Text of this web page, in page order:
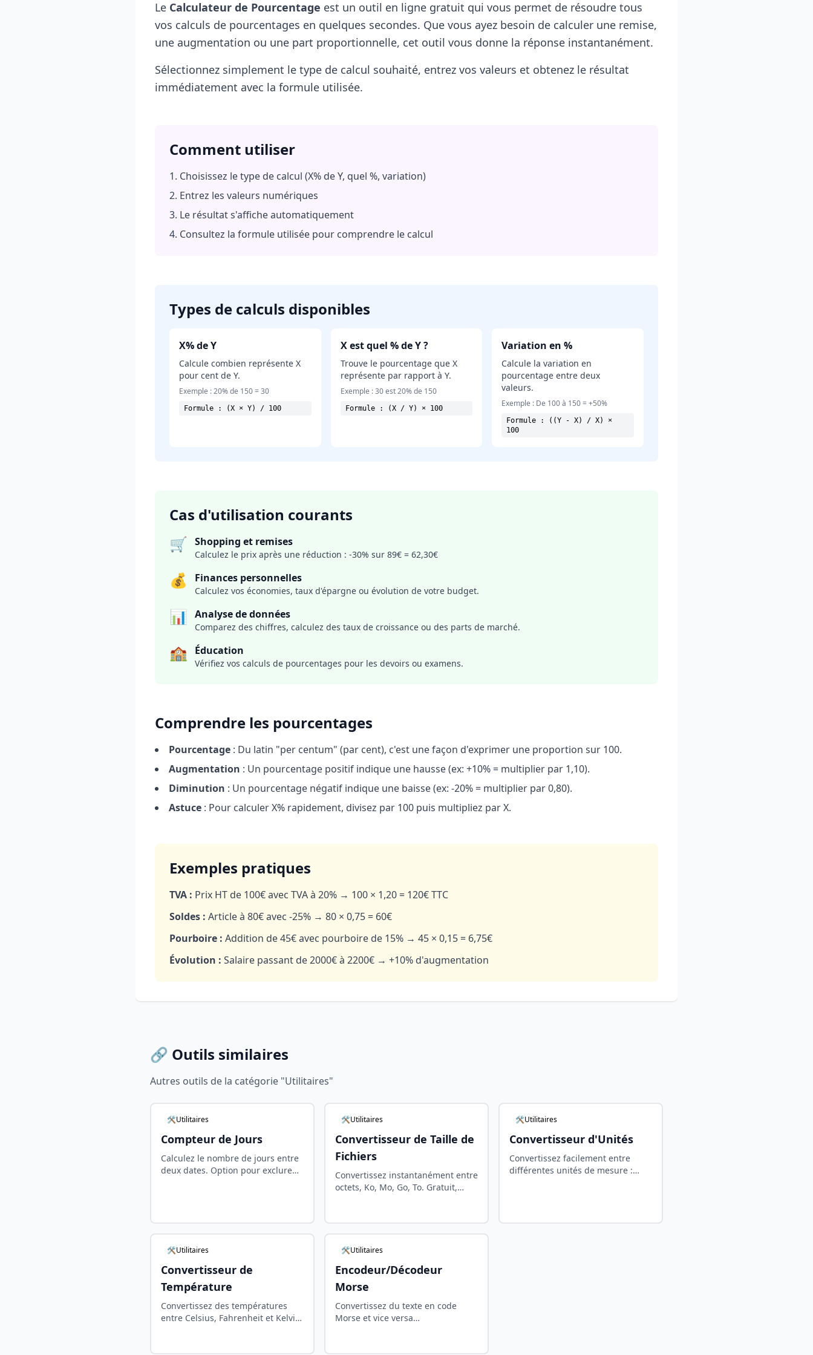
Le Calculateur de Pourcentage est un outil en ligne gratuit qui vous permet de résoudre tous
vos calculs de pourcentages en quelques secondes. Que vous ayez besoin de calculer une remise,
une augmentation ou une part proportionnelle, cet outil vous donne la réponse instantanément.
Sélectionnez simplement le type de calcul souhaité, entrez vos valeurs et obtenez le résultat
immédiatement avec la formule utilisée.
Comment utiliser
Choisissez le type de calcul (X% de Y, quel %, variation)
Entrez les valeurs numériques
Le résultat s'affiche automatiquement
Consultez la formule utilisée pour comprendre le calcul
Types de calculs disponibles
X% de Y
Calcule combien représente X
pour cent de Y.
Exemple : 20% de 150 = 30
Formule : (X × Y) / 100
X est quel % de Y ?
Trouve le pourcentage que X
représente par rapport à Y.
Exemple : 30 est 20% de 150
Formule : (X / Y) × 100
Variation en %
Calcule la variation en
pourcentage entre deux
valeurs.
Exemple : De 100 à 150 = +50%
Formule : ((Y - X) / X) ×
100
Cas d'utilisation courants
🛒
Shopping et remises
Calculez le prix après une réduction : -30% sur 89€ = 62,30€
💰 Finances personnelles
Calculez vos économies, taux d'épargne ou évolution de votre budget.
📊 Analyse de données
Comparez des chiffres, calculez des taux de croissance ou des parts de marché.
🏫 Éducation
Vérifiez vos calculs de pourcentages pour les devoirs ou examens.
Comprendre les pourcentages
Pourcentage : Du latin "per centum" (par cent), c'est une façon d'exprimer une proportion sur 100.
Augmentation : Un pourcentage positif indique une hausse (ex: +10% = multiplier par 1,10).
Diminution : Un pourcentage négatif indique une baisse (ex: -20% = multiplier par 0,80).
Astuce : Pour calculer X% rapidement, divisez par 100 puis multipliez par X.
Exemples pratiques
TVA : Prix HT de 100€ avec TVA à 20% → 100 × 1,20 = 120€ TTC
Soldes : Article à 80€ avec -25% → 80 × 0,75 = 60€
Pourboire : Addition de 45€ avec pourboire de 15% → 45 × 0,15 = 6,75€
Évolution : Salaire passant de 2000€ à 2200€ → +10% d'augmentation
🔗 Outils similaires
Autres outils de la catégorie "Utilitaires"
🛠️Utilitaires
Compteur de Jours
Calculez le nombre de jours entre
deux dates. Option pour exclure
🛠️Utilitaires
Convertisseur de Taille de
Fichiers
Convertissez instantanément entre
octets, Ko, Mo, Go, To. Gratuit,
stockage.
🛠️Utilitaires
Convertisseur d'Unités
Convertissez facilement entre
différentes unités de mesure :
🛠️Utilitaires
Convertisseur de
Température
Convertissez des températures
entre Celsius, Fahrenheit et Kelvin
🛠️Utilitaires
Encodeur/Décodeur
Morse
Convertissez du texte en code
Morse et vice versa